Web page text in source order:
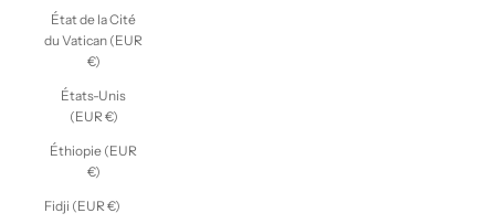
État de la Cité
du Vatican (EUR
€)
États-Unis
(EUR €)
Éthiopie (EUR
€)
Fidji (EUR €)